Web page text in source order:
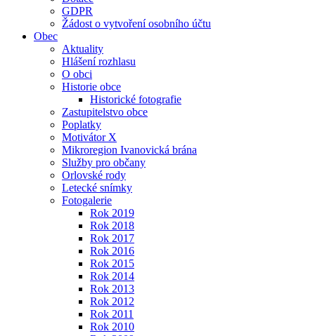
GDPR
Žádost o vytvoření osobního účtu
Obec
Aktuality
Hlášení rozhlasu
O obci
Historie obce
Historické fotografie
Zastupitelstvo obce
Poplatky
Motivátor X
Mikroregion Ivanovická brána
Služby pro občany
Orlovské rody
Letecké snímky
Fotogalerie
Rok 2019
Rok 2018
Rok 2017
Rok 2016
Rok 2015
Rok 2014
Rok 2013
Rok 2012
Rok 2011
Rok 2010